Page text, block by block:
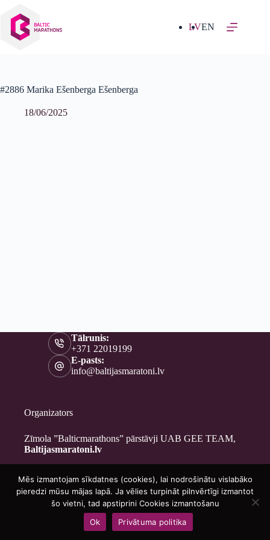
saturu
LVEN
#2886 Marika Ešenberga Ešenberga
18/06/2025
Tālrunis:
+371 22019199
E-pasts:
info@baltijasmaratoni.lv
Organizators
Zīmola ”Balticmarathons” pārstāvji UAB GEE TEAM,
Baltijasmaratoni.lv
Kontakti
Par mums
Brīvprātīgajiem
Privātuma politika
Copyright © 2026 - Baltijasmaratoni.lv
Mēs izmantojam sīkdatnes (cookies), lai nodrošinātu vislabāko
pieredzi mūsu mājas lapā. Ja vēlies turpināt pilnvērtīgi izmantot
šo vietni, tad apstiprini Cookies izmantošanu
Ok
Privātuma politika